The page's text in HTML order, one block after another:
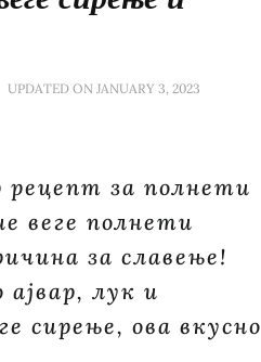
UPDATED ON JANUARY 3, 2023
рецепт за полнети
веге полнети
за славење!
лук и
сирење, ова вкусно